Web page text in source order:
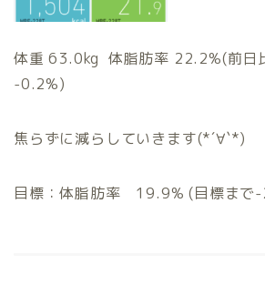
体重 63.0kg 体脂肪率 22.2%(前
-0.2%)
焦らずに減らしていきます(*´∀`*)
目標：体脂肪率 19.9% (目標まで